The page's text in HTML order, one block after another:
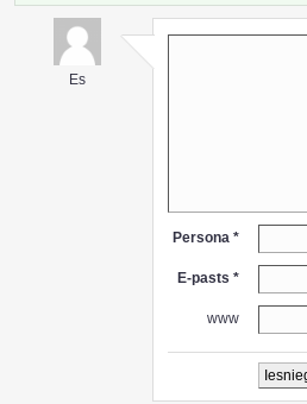
Es
Persona *
E-pasts *
www